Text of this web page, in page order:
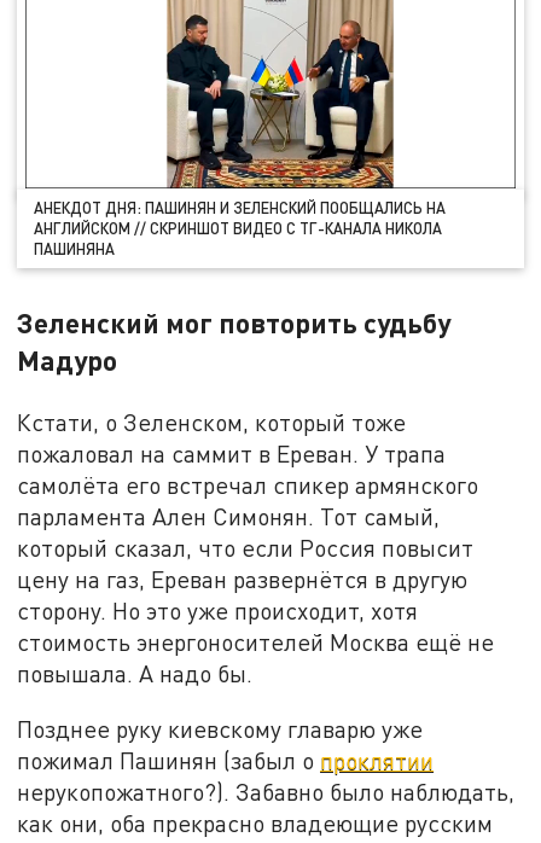
АНЕКДОТ ДНЯ: ПАШИНЯН И ЗЕЛЕНСКИЙ ПООБЩАЛИСЬ НА
АНГЛИЙСКОМ // СКРИНШОТ ВИДЕО С ТГ-КАНАЛА НИКОЛА
ПАШИНЯНА
Зеленский мог повторить судьбу
Мадуро
Кстати, о Зеленском, который тоже
пожаловал на саммит в Ереван. У трапа
самолёта его встречал спикер армянского
парламента Ален Симонян. Тот самый,
который сказал, что если Россия повысит
цену на газ, Ереван развернётся в другую
сторону. Но это уже происходит, хотя
стоимость энергоносителей Москва ещё не
повышала. А надо бы.
Позднее руку киевскому главарю уже
пожимал Пашинян (забыл о проклятии
нерукопожатного?). Забавно было наблюдать,
как они, оба прекрасно владеющие русским